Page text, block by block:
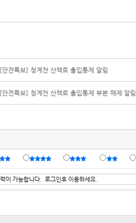
[안전특보] 청계천 산책로 출입통제 알림
[안전특보] 청계천 산책로 출입통제 부분 해제 알림